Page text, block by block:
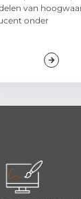
van
onder